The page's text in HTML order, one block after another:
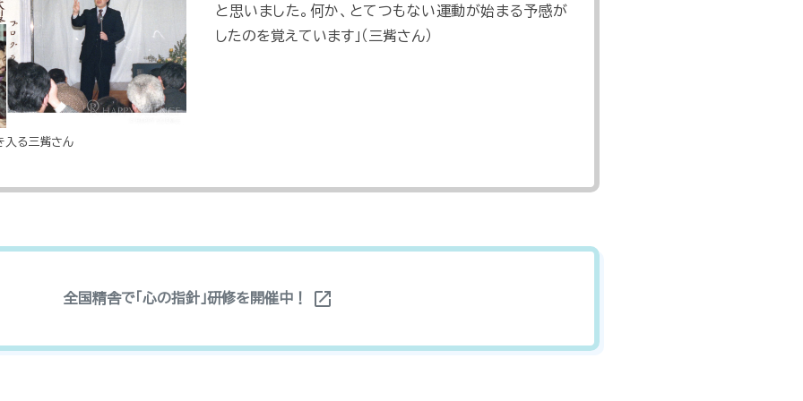
入る三觜さん
と思いました。何か、とてつもない運動が始まる予感が
したのを覚えています」（三觜さん）
全国精舎で「心の指針」研修を開催中！ open_in_new